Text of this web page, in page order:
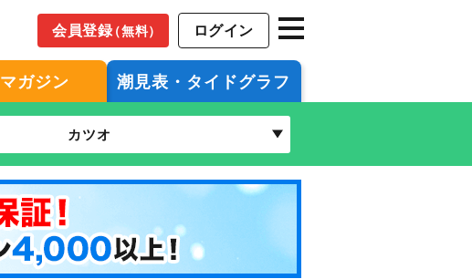
会員登録（無料） ログイン
マガジン 潮見表・タイドグラフ
カツオ